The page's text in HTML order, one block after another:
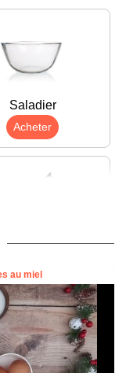
Saladier
Acheter
Acheter